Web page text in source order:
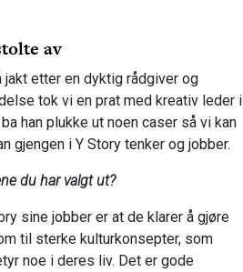
av
jakt etter en dyktig rådgiver og
tok vi en prat med kreativ leder i
han plukke ut noen caser så vi kan
gjengen i Y Story tenker og jobber.
du har valgt ut?
sine jobber er at de klarer å gjøre
til sterke kulturkonsepter, som
noe i deres liv. Det er gode